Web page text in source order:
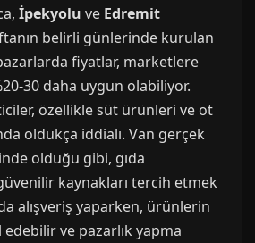
İpekyolu ve Edremit
belirli günlerinde kurulan
fiyatlar, marketlere
30 daha uygun olabiliyor.
özellikle süt ürünleri ve ot
oldukça iddialı. Van gerçek
olduğu gibi, gıda
kaynakları tercih etmek
alışveriş yaparken, ürünlerin
ve pazarlık yapma